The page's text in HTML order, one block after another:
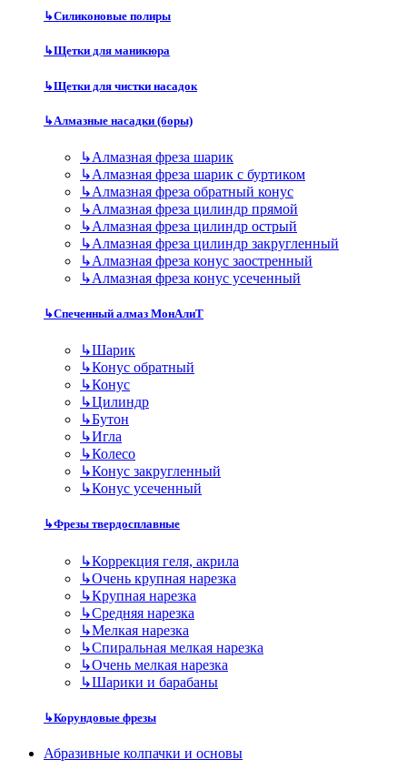
↳Силиконовые полиры
↳Щетки для маникюра
↳Щетки для чистки насадок
↳Алмазные насадки (боры)
↳Алмазная фреза шарик
↳Алмазная фреза шарик с буртиком
↳Алмазная фреза обратный конус
↳Алмазная фреза цилиндр прямой
↳Алмазная фреза цилиндр острый
↳Алмазная фреза цилиндр закругленный
↳Алмазная фреза конус заостренный
↳Алмазная фреза конус усеченный
↳Спеченный алмаз МонАлиТ
↳Шарик
↳Конус обратный
↳Конус
↳Цилиндр
↳Бутон
↳Игла
↳Колесо
↳Конус закругленный
↳Конус усеченный
↳Фрезы твердосплавные
↳Коррекция геля, акрила
↳Очень крупная нарезка
↳Крупная нарезка
↳Средняя нарезка
↳Мелкая нарезка
↳Спиральная мелкая нарезка
↳Очень мелкая нарезка
↳Шарики и барабаны
↳Корундовые фрезы
Абразивные колпачки и основы